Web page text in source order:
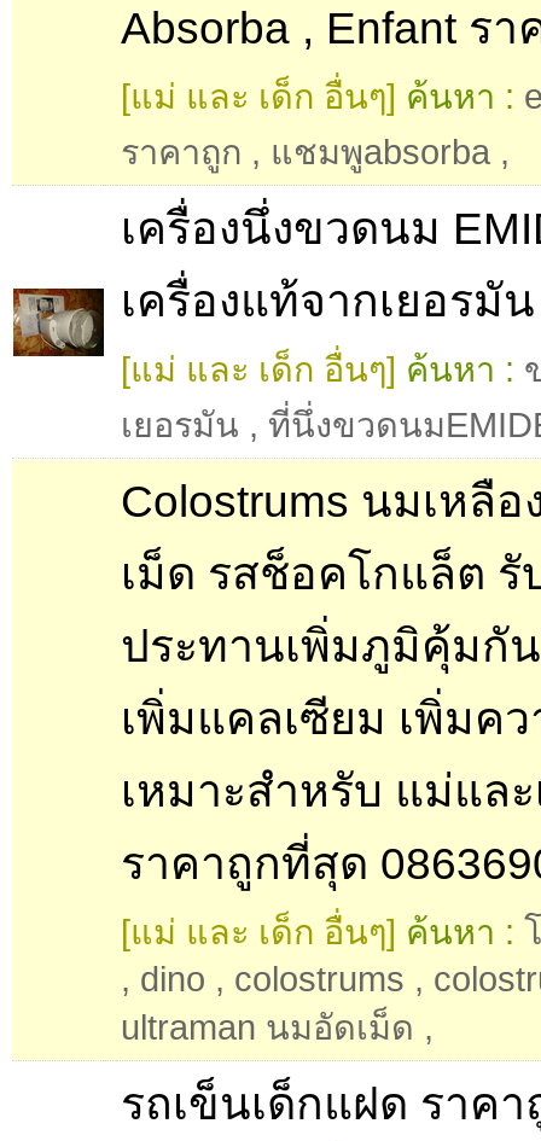
Absorba , Enfant รา
[แม่ และ เด็ก อื่นๆ] ค้นหา :
ราคาถูก , แชมพูabsorba ,
เครื่องนึ่งขวดนม
เครื่องแท้จากเยอรมัน
[แม่ และ เด็ก อื่นๆ] ค้นหา :
เยอรมัน , ที่นึ่งขวดนม
Colostrums นมเหลือ
เม็ด รสช็อคโกแล็ต รั
ประทานเพิ่มภูมิคุ้มกั
เพิ่มแคลเซียม เพิ่มค
เหมาะสำหรับ แม่และ
ราคาถูกที่สุด
[แม่ และ เด็ก อื่นๆ] ค้นหา :
, dino , colostrums ,
ultraman นมอัดเม็ด ,
รถเข็นเด็กแฝด ราคา